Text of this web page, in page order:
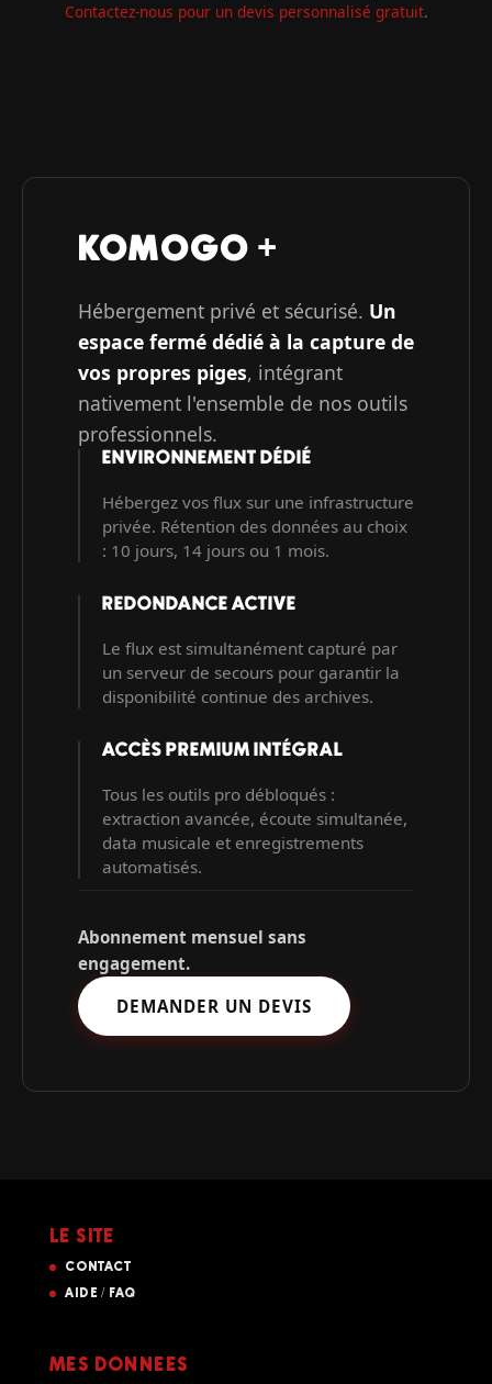
Contactez-nous pour un devis personnalisé gratuit.
KOMOGO +
Hébergement privé et sécurisé. Un
espace fermé dédié à la capture de
vos propres piges, intégrant
nativement l'ensemble de nos outils
professionnels.
ENVIRONNEMENT DÉDIÉ
Hébergez vos flux sur une infrastructure
privée. Rétention des données au choix
: 10 jours, 14 jours ou 1 mois.
REDONDANCE ACTIVE
Le flux est simultanément capturé par
un serveur de secours pour garantir la
disponibilité continue des archives.
ACCÈS PREMIUM INTÉGRAL
Tous les outils pro débloqués :
extraction avancée, écoute simultanée,
data musicale et enregistrements
automatisés.
Abonnement mensuel sans
engagement.
DEMANDER UN DEVIS
LE SITE
CONTACT
AIDE / FAQ
MES DONNÉES